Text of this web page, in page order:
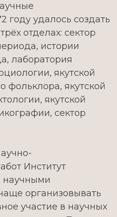
году удалось создать
отделах: сектор
истории
лаборатория
якутской
фольклора, якутской
якутской
сектор
Институт
научными
организовывать
участие в научных